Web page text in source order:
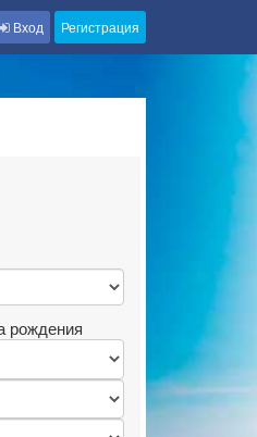
Вход Регистрация
рождения